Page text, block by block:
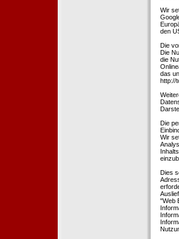
Wir
den
Die
Die
die
das
http://
Die
Wir
Dies
"Web